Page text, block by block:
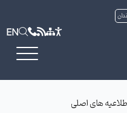
EN
های اصلی